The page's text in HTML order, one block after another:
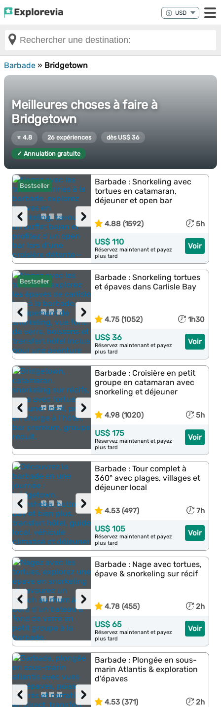
Barbade » Bridgetown
Meilleures choses à faire à
Bridgetown
⭐ 4.8 26 expériences dès US$ 36
✓ Annulation gratuite
Bestseller
›
‹
Barbade : Snorkeling avec
tortues en catamaran,
déjeuner et open bar
4.88 (1592) 5h
Voir
US$ 110
Réservez maintenant et payez
plus tard
Bestseller
›
‹
Barbade : Snorkeling tortues
et épaves dans Carlisle Bay
4.75 (1052) 1h30
Voir
US$ 36
Réservez maintenant et payez
plus tard
›
‹
Barbade : Croisière en petit
groupe en catamaran avec
snorkeling et déjeuner
4.98 (1020) 5h
Voir
US$ 175
Réservez maintenant et payez
plus tard
›
‹
Barbade : Tour complet à
360° avec plages, villages et
déjeuner local
4.53 (497) 7h
Voir
US$ 105
Réservez maintenant et payez
plus tard
›
‹
Barbade : Nage avec tortues,
épave & snorkeling sur récif
4.78 (455) 2h
Voir
US$ 65
Réservez maintenant et payez
plus tard
›
‹
Barbade : Plongée en sous-
marin Atlantis & exploration
d’épaves
4.53 (371) 2h